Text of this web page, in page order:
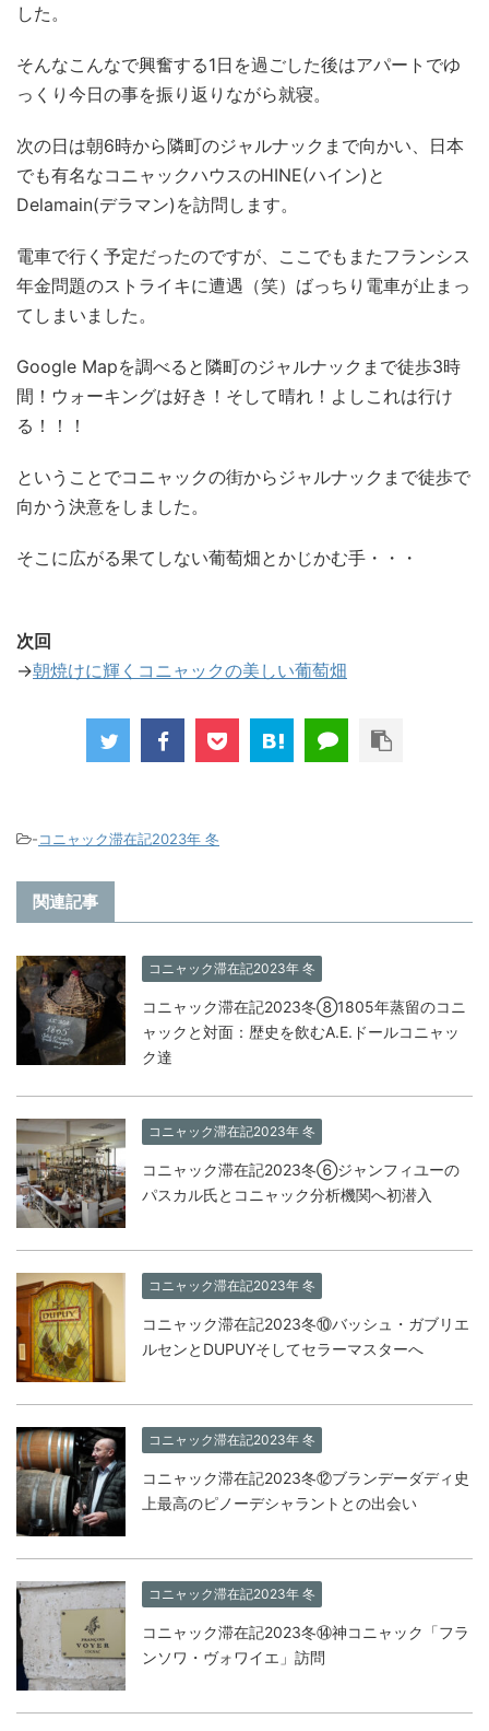
した。
そんなこんなで興奮する1日を過ごした後はアパートでゆ
っくり今日の事を振り返りながら就寝。
次の日は朝6時から隣町のジャルナックまで向かい、日本
でも有名なコニャックハウスのHINE(ハイン)と
Delamain(デラマン)を訪問します。
電車で行く予定だったのですが、ここでもまたフランシス
年金問題のストライキに遭遇（笑）ばっちり電車が止まっ
てしまいました。
Google Mapを調べると隣町のジャルナックまで徒歩3時
間！ウォーキングは好き！そして晴れ！よしこれは行け
る！！！
ということでコニャックの街からジャルナックまで徒歩で
向かう決意をしました。
そこに広がる果てしない葡萄畑とかじかむ手・・・
次回
→朝焼けに輝くコニャックの美しい葡萄畑
-コニャック滞在記2023年 冬
関連記事
コニャック滞在記2023年 冬
コニャック滞在記2023冬⑧1805年蒸留のコニ
ャックと対面：歴史を飲むA.E.ドールコニャッ
ク達
コニャック滞在記2023年 冬
コニャック滞在記2023冬⑥ジャンフィユーの
パスカル氏とコニャック分析機関へ初潜入
コニャック滞在記2023年 冬
コニャック滞在記2023冬⑩バッシュ・ガブリエ
ルセンとDUPUYそしてセラーマスターへ
コニャック滞在記2023年 冬
コニャック滞在記2023冬⑫ブランデーダディ史
上最高のピノーデシャラントとの出会い
コニャック滞在記2023年 冬
コニャック滞在記2023冬⑭神コニャック「フラ
ンソワ・ヴォワイエ」訪問